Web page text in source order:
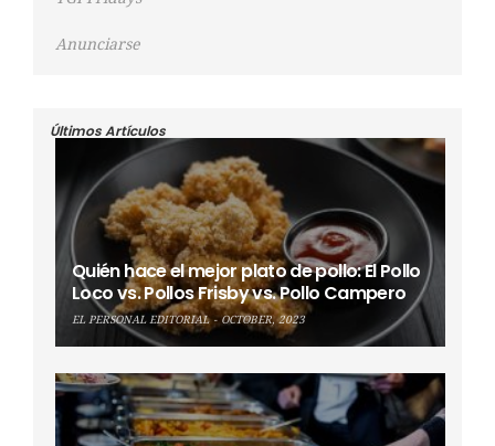
Anunciarse
Últimos Artículos
Quién hace el mejor plato de pollo: El Pollo
Loco vs. Pollos Frisby vs. Pollo Campero
EL PERSONAL EDITORIAL OCTOBER, 2023